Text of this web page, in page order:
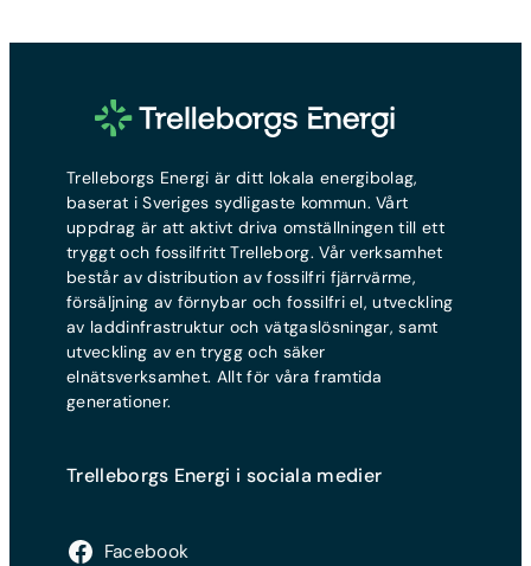
Trelleborgs Energi är ditt lokala energibolag,
baserat i Sveriges sydligaste kommun. Vårt
uppdrag är att aktivt driva omställningen till ett
tryggt och fossilfritt Trelleborg. Vår verksamhet
består av distribution av fossilfri fjärrvärme,
försäljning av förnybar och fossilfri el, utveckling
av laddinfrastruktur och vätgaslösningar, samt
utveckling av en trygg och säker
elnätsverksamhet. Allt för våra framtida
generationer.
Trelleborgs Energi i sociala medier
Facebook